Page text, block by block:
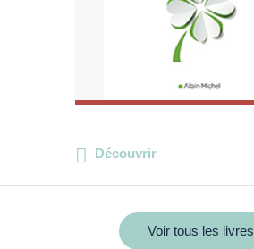
Découvrir
Voir tous les livres